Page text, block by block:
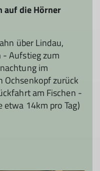
auf die Hörner
über Lindau,
Aufstieg zum
im
Ochsenkopf zurück
am Fischen -
14km pro Tag)